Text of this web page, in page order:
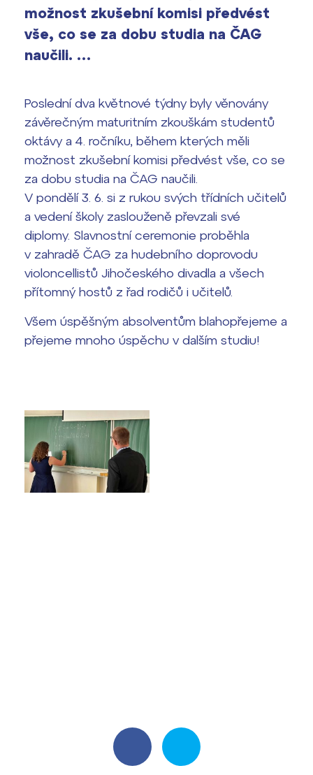
Výsledky 1. kola přijímacího řízení
2026/2027
Europass
FOCUSing
Zahraniční stipendia
ČAG studentský
Maturitní témata
Pomoc! Mám problém!
Harmonogram školního roku
Termíny maturit
vyhledávání
Office 365
možnost zkušební komisi předvést
vše, co se za dobu studia na ČAG
naučili. …
Poslední dva květnové týdny byly věnovány
závěrečným maturitním zkouškám studentů
oktávy a 4. ročníku, během kterých měli
možnost zkušební komisi předvést vše, co se
za dobu studia na ČAG naučili.
V pondělí 3. 6. si z rukou svých třídních učitelů
a vedení školy zaslouženě převzali své
diplomy. Slavnostní ceremonie proběhla
v zahradě ČAG za hudebního doprovodu
violoncellistů Jihočeského divadla a všech
přítomný hostů z řad rodičů i učitelů.
Všem úspěšným absolventům blahopřejeme a
přejeme mnoho úspěchu v dalším studiu!